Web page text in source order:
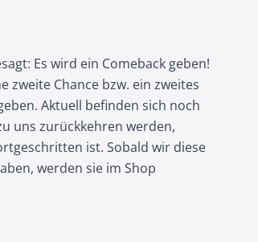
Es wird ein Comeback geben!
zweite Chance bzw. ein zweites
Aktuell befinden sich noch
uns zurückkehren werden,
ist. Sobald wir diese
werden sie im Shop